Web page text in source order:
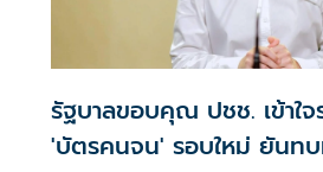
รัฐบาลขอบคุณ ปชช. เข้าใ
'บัตรคนจน' รอบใหม่ ยันท